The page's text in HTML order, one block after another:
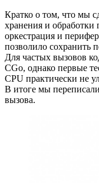
Кратко о том, что мы
хранения и обработки
оркестрация и
позволило сохранить
Для частых вызовов
CGo, однако первые
CPU практически не
В итоге мы
вызова.